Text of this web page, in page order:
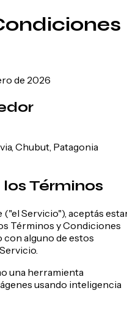
de 2026
Chubut, Patagonia
Términos
Servicio"), aceptás
Términos y Condiciones
con alguno de estos
una herramienta
usando inteligencia